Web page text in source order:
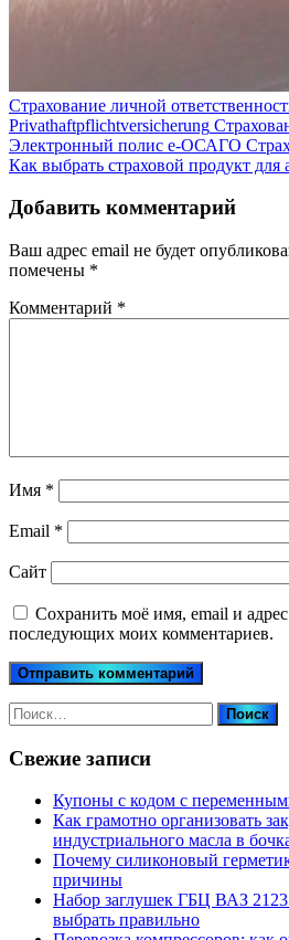
Cтрахование личной
Privathaftpflichtversicherung
Электронный полис е-ОСАГО
Как выбрать страховой продукт для
Добавить комментарий
Ваш адрес email не будет
помечены *
Комментарий *
Имя *
Email *
Сайт
Сохранить моё имя, email и адрес
последующих моих комментариев.
Найти:
Свежие записи
Купоны c кодом с
Как грамотно организовать
индустриального масла в
Почему силиконовый
причины
Набор заглушек ГБЦ ВАЗ
выбрать правильно